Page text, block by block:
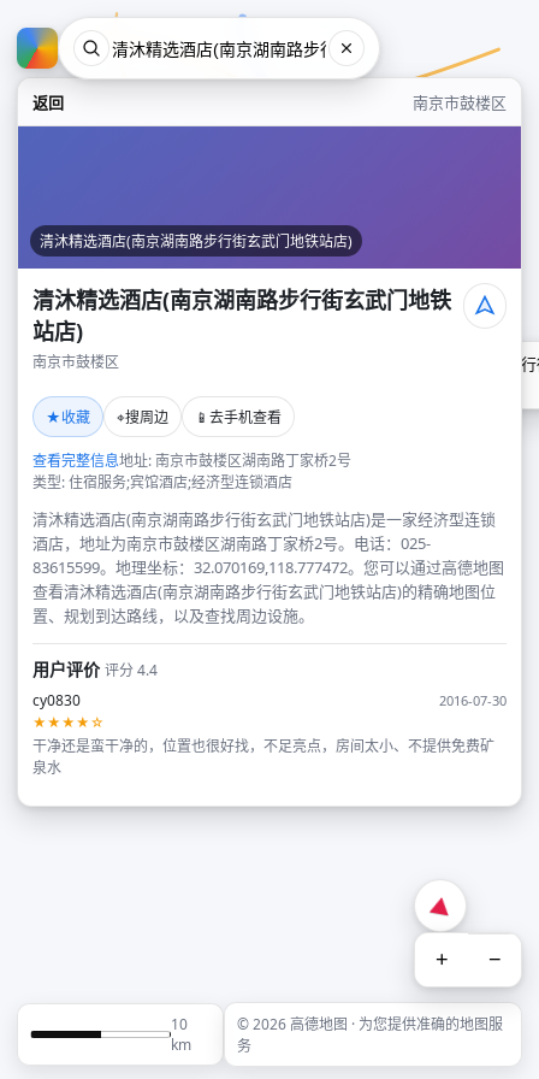
返回 南京市鼓楼区
清沐精选酒店(南京湖南路步行街玄武门地铁站店)
清沐精选酒店(南京湖南路步行街玄武门地铁
站店)
南京市鼓楼区
★收藏 ⌖搜周边 📱 去手机查看
查看完整信息地址: 南京市鼓楼区湖南路丁家桥2号
类型: 住宿服务;宾馆酒店;经济型连锁酒店
清沐精选酒店(南京湖南路步行街玄武门地铁站店)是一家经济型连锁
酒店，地址为南京市鼓楼区湖南路丁家桥2号。电话：025-
83615599。地理坐标：32.070169,118.777472。您可以通过高德地图
查看清沐精选酒店(南京湖南路步行街玄武门地铁站店)的精确地图位
置、规划到达路线，以及查找周边设施。
用户评价评分 4.4
cy0830
2016-07-30
★★★★☆
干净还是蛮干净的，位置也很好找，不足亮点，房间太小、不提供免费矿
泉水
清沐精选酒店(南京湖南路步
+ −
10
km
© 2026 高德地图 · 为您提供准确的地图服
务